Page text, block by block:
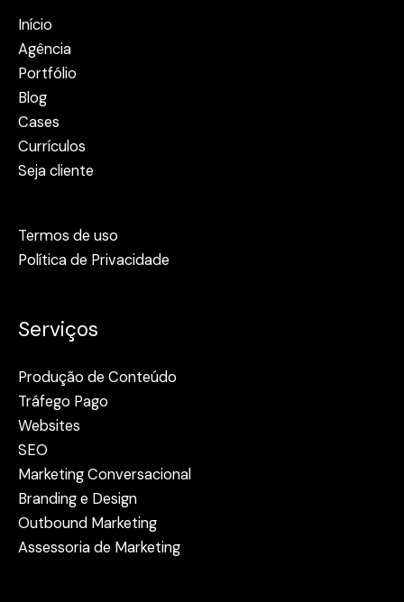
Início
Agência
Portfólio
Blog
Cases
Currículos
Seja cliente
Termos de uso
Política de Privacidade
Serviços
Produção de Conteúdo
Tráfego Pago
Websites
SEO
Marketing Conversacional
Branding e Design
Outbound Marketing
Assessoria de Marketing